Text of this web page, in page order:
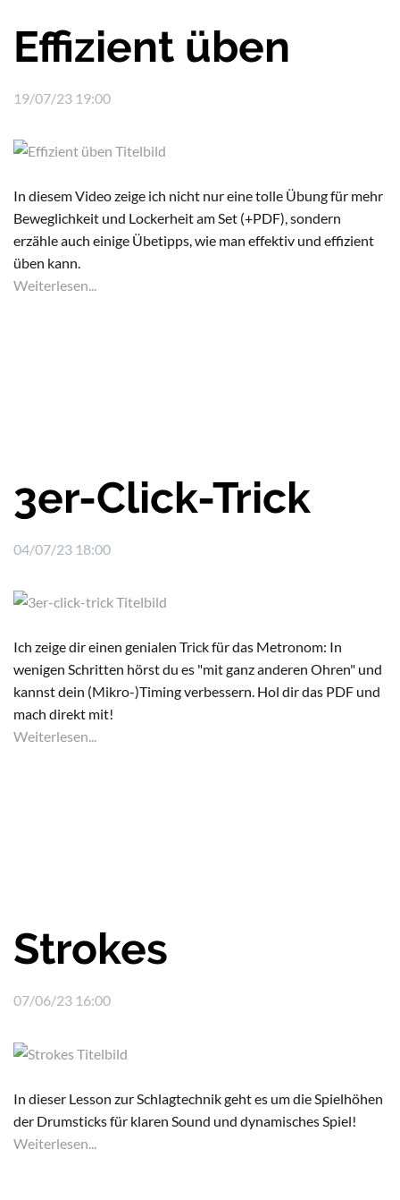
Effizient üben
19/07/23 19:00
In diesem Video zeige ich nicht nur eine tolle Übung für mehr
Beweglichkeit und Lockerheit am Set (+PDF), sondern
erzähle auch einige Übetipps, wie man effektiv und effizient
üben kann.
Weiterlesen...
3er-Click-Trick
04/07/23 18:00
Ich zeige dir einen genialen Trick für das Metronom: In
wenigen Schritten hörst du es "mit ganz anderen Ohren" und
kannst dein (Mikro-)Timing verbessern. Hol dir das PDF und
mach direkt mit!
Weiterlesen...
Strokes
07/06/23 16:00
In dieser Lesson zur Schlagtechnik geht es um die Spielhöhen
der Drumsticks für klaren Sound und dynamisches Spiel!
Weiterlesen...